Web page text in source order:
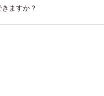
ますか？